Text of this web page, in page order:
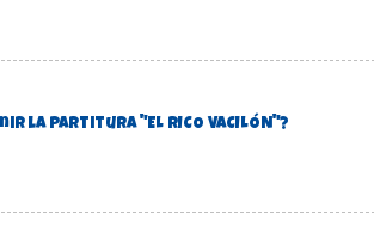
la partitura "EL RICO VACILÓN"?